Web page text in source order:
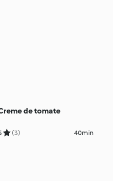
de tomate
(3) 40min